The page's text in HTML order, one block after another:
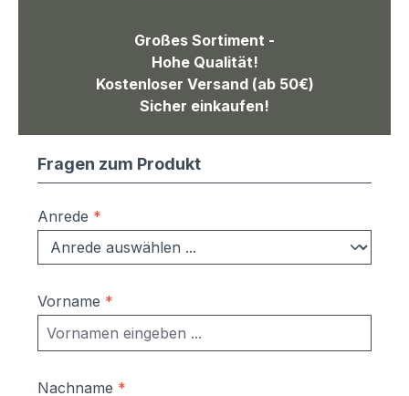
Großes Sortiment -
Hohe Qualität!
Kostenloser Versand (ab 50€)
Sicher einkaufen!
Fragen zum Produkt
Anrede *
Vorname *
Nachname *